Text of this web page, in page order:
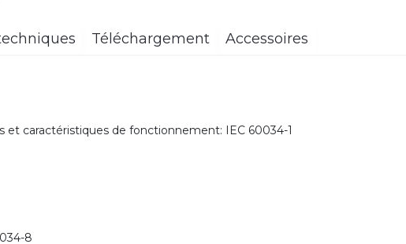
Téléchargement Accessoires
caractéristiques de fonctionnement: IEC 60034-1
8